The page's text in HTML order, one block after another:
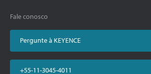
Fale conosco
Pergunte à KEYENCE
+55-11-3045-4011